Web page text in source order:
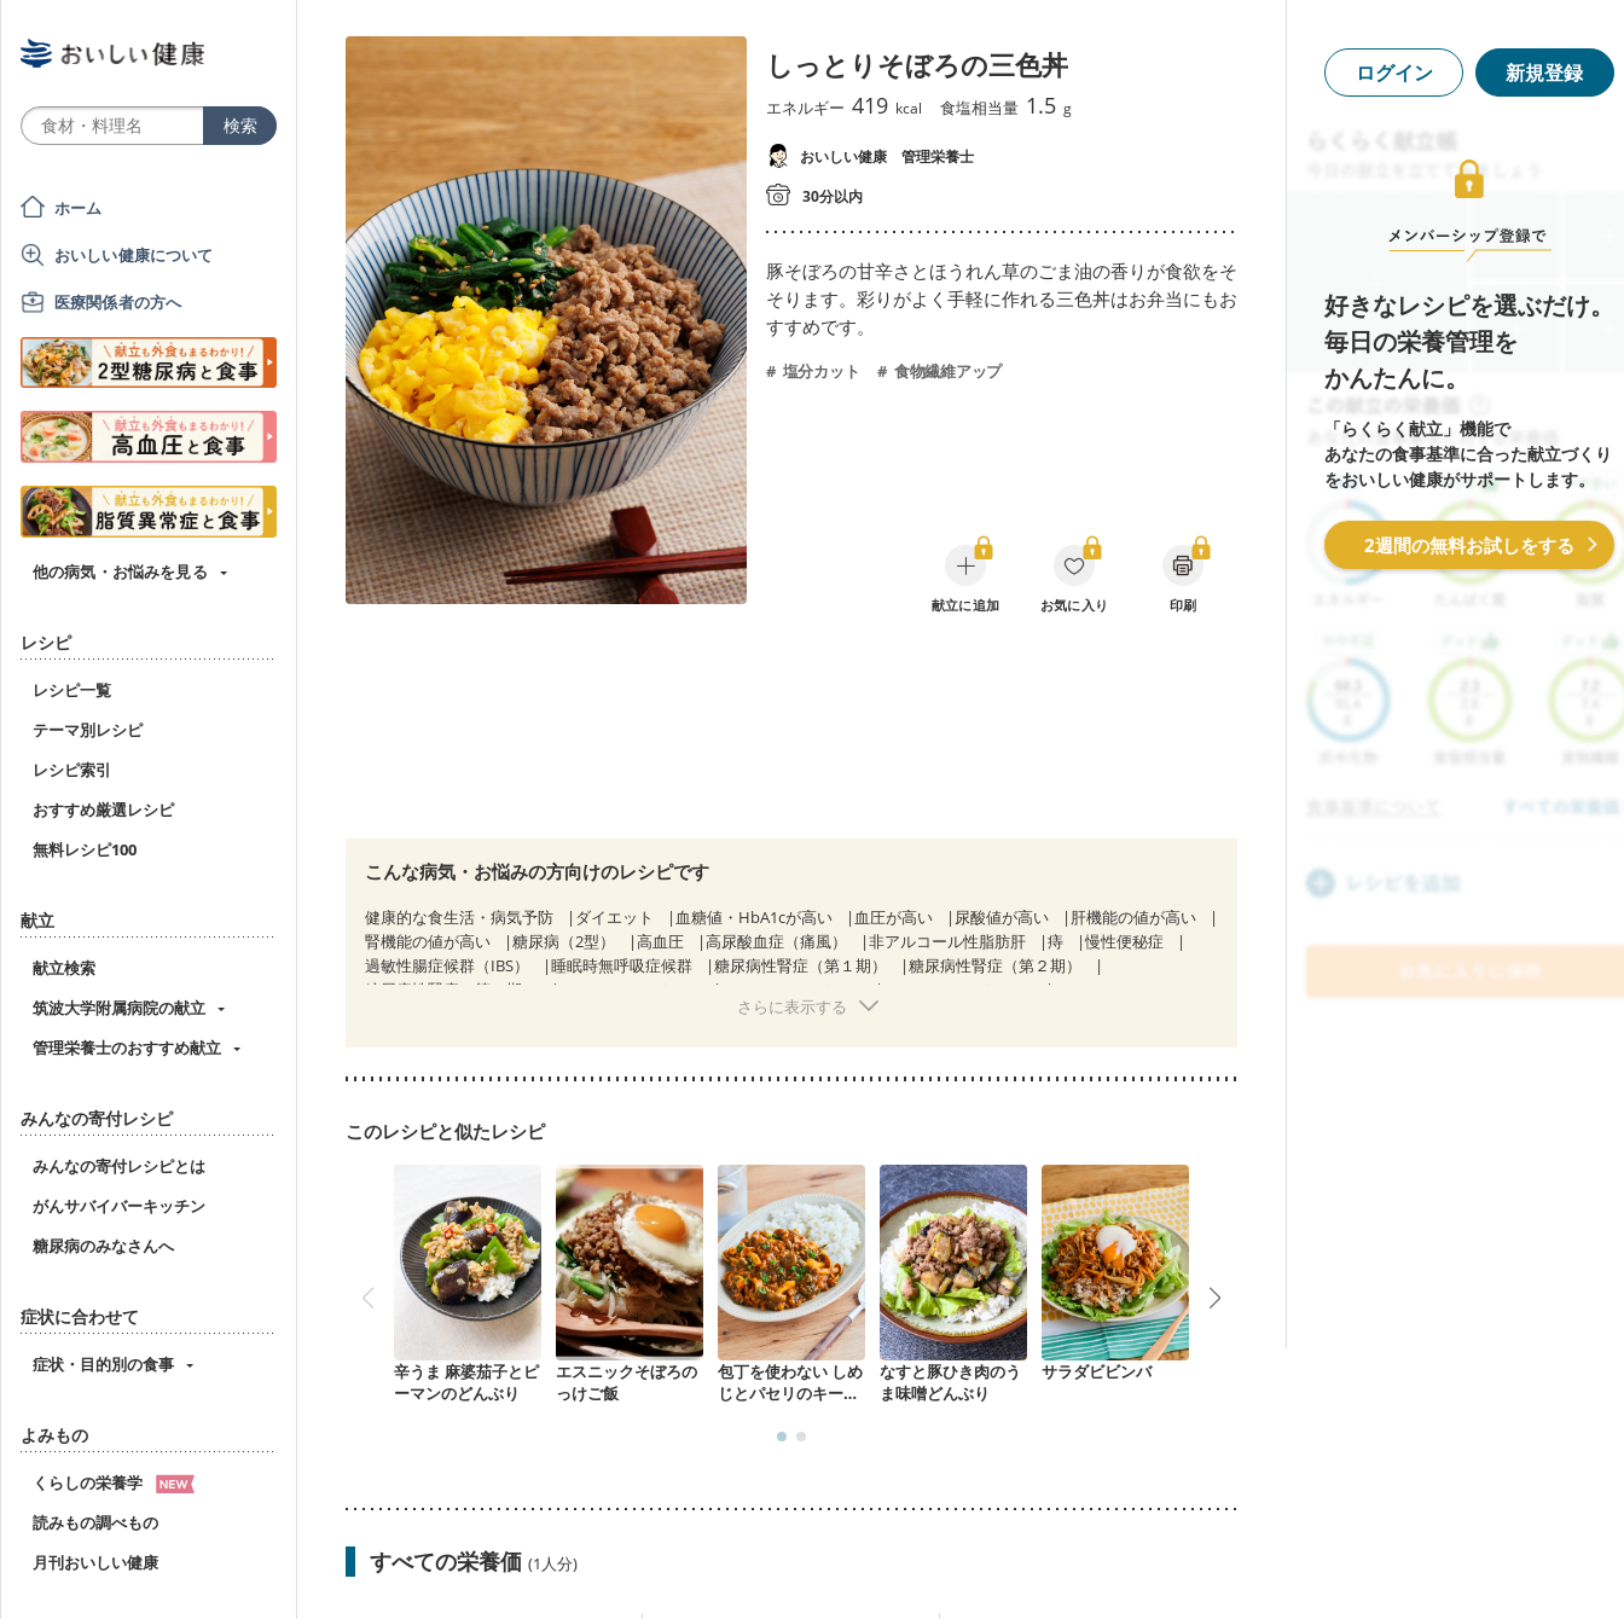
ホーム
おいしい健康について
医療関係者の方へ
他の病気・お悩みを見る
レシピ
レシピ一覧
テーマ別レシピ
レシピ索引
おすすめ厳選レシピ
無料レシピ100
献立
献立検索
筑波大学附属病院の献立
管理栄養士のおすすめ献立
みんなの寄付レシピ
みんなの寄付レシピとは
がんサバイバーキッチン
糖尿病のみなさんへ
症状に合わせて
症状・目的別の食事
よみもの
くらしの栄養学
読みもの調べもの
月刊おいしい健康
しっとりそぼろの三色丼
エネルギー 419 kcal 食塩相当量 1.5 g
おいしい健康 管理栄養士
30分以内
豚そぼろの甘辛さとほうれん草のごま油の香りが食欲をそ
そります。彩りがよく手軽に作れる三色丼はお弁当にもお
すすめです。
塩分カット 食物繊維アップ
献立に追加 お気に入り 印刷
こんな病気・お悩みの方向けのレシピです
健康的な食生活・病気予防 ダイエット 血糖値・HbA1cが高い 血圧が高い 尿酸値が高い
肝機能の値が高い
腎機能の値が高い
糖尿病（2型） 高血圧 高尿酸血症（痛風） 非アルコール性脂肪肝 痔
慢性便秘症
過敏性腸症候群（IBS）
睡眠時無呼吸症候群 糖尿病性腎症（第１期）
糖尿病性腎症（第２期）
糖尿病性腎症（第３期）
CKD（ステージ１） CKD（ステージ２）
CKD（ステージ３a）
乳がん（抗がん剤治療中） 乳がん（ホルモン療法中）
産後（母乳）
産後（混合栄養） 産後（ミルク） 骨折 骨粗しょう症 関節リウマチ
乾癬
さらに表示する
このレシピと似たレシピ
辛うま 麻婆茄子とピ
ーマンのどんぶり
エスニックそぼろの
っけご飯
包丁を使わない しめ
じとパセリのキーマ
なすと豚ひき肉のう
ま味噌どんぶり
サラダビビンバ
すべての栄養価 (1人分)
ログイン 新規登録
好きなレシピを選ぶだけ。
毎日の栄養管理を
かんたんに。
「らくらく献立」機能で
あなたの食事基準に合った献立づくり
をおいしい健康がサポートします。
2週間の無料お試しをする